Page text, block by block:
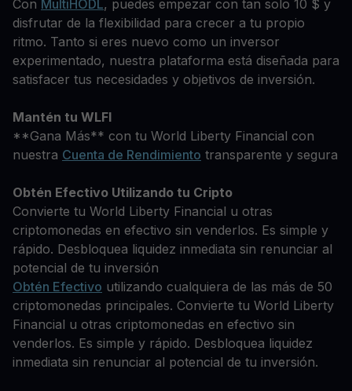
Con MultiHODL, puedes empezar con tan solo 10 $ y
disfrutar de la flexibilidad para crecer a tu propio
ritmo. Tanto si eres nuevo como un inversor
experimentado, nuestra plataforma está diseñada para
satisfacer tus necesidades y objetivos de inversión.
Mantén tu WLFI
**Gana Más** con tu World Liberty Financial con
nuestra Cuenta de Rendimiento transparente y segura
Obtén Efectivo Utilizando tu Cripto
Convierte tu World Liberty Financial u otras
criptomonedas en efectivo sin venderlos. Es simple y
rápido. Desbloquea liquidez inmediata sin renunciar al
potencial de tu inversión
Obtén Efectivo utilizando cualquiera de las más de 50
criptomonedas principales. Convierte tu World Liberty
Financial u otras criptomonedas en efectivo sin
venderlos. Es simple y rápido. Desbloquea liquidez
inmediata sin renunciar al potencial de tu inversión.